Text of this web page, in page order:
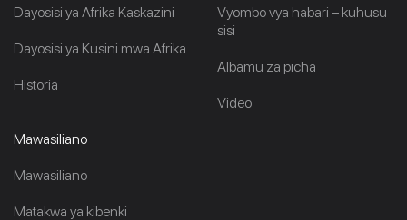
Dayosisi ya Afrika Kaskazini
Dayosisi ya Kusini mwa Afrika
Historia
Vyombo vya habari – kuhusu
sisi
Albamu za picha
Video
Mawasiliano
Mawasiliano
Matakwa ya kibenki